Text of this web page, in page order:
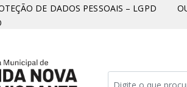
DE DADOS PESSOAIS – LGPD